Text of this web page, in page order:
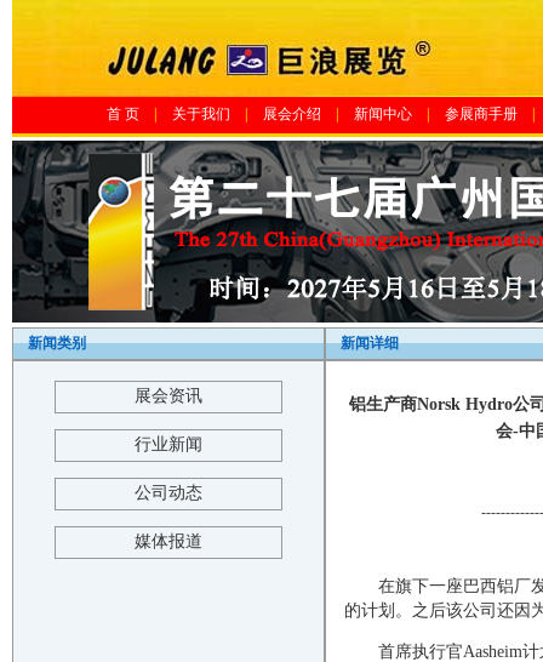
首 页 关于我们 展会介绍 新闻中心 参展商手册|
新闻类别
展会资讯
行业新闻
公司动态
媒体报道
新闻详细
铝生产商Norsk Hydro公
会-中
在旗下一座巴西铝厂
的计划。之后该公司还因
首席执行官Aasheim